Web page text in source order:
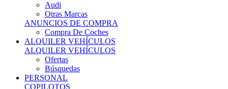
Audi
Otras Marcas
ANUNCIOS DE COMPRA
Compra De Coches
ALQUILER VEHÍCULOS
ALQUILER VEHÍCULOS
Ofertas
Búsquedas
PERSONAL
COPILOTOS